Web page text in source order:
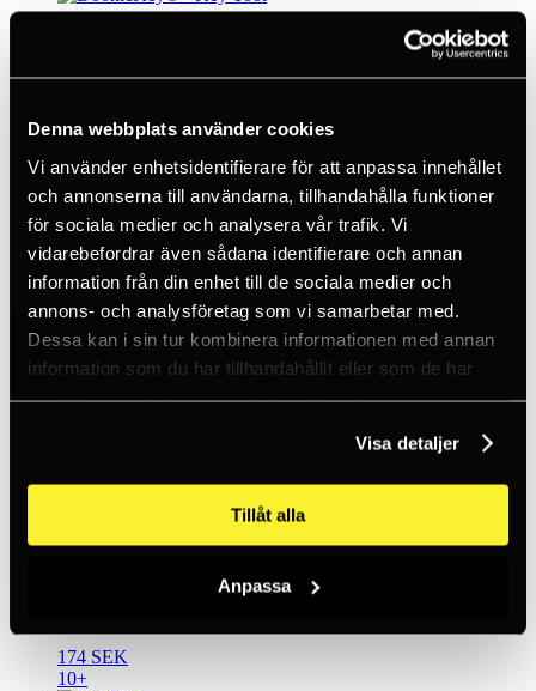
Denna webbplats använder cookies
Vi använder enhetsidentifierare för att anpassa innehållet
och annonserna till användarna, tillhandahålla funktioner
för sociala medier och analysera vår trafik. Vi
vidarebefordrar även sådana identifierare och annan
information från din enhet till de sociala medier och
annons- och analysföretag som vi samarbetar med.
Dessa kan i sin tur kombinera informationen med annan
information som du har tillhandahållit eller som de har
samlat in när du har använt deras tjänster.
Visa detaljer
Tillåt alla
Anpassa
DoohicKey®+ Key Tool
132 SEK
SlideLock® 360° Magnetic Locking Carabiner
251 SEK
51 SEK
174 SEK
10+